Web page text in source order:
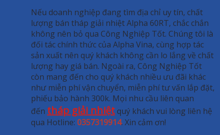
Nếu doanh nghiệp đang tìm địa chỉ uy tín, chất
lượng bán tháp giải nhiệt Alpha 60RT, chắc chắn
không nên bỏ qua Công Nghiệp Tốt. Chúng tôi là
đối tác chính thức của Alpha Vina, cùng hợp tác
sản xuất nên quý khách không cần lo lắng về chất
lượng hay giá bán. Ngoài ra, Công Nghiệp Tốt
còn mang đến cho quý khách nhiều ưu đãi khác
như miễn phí vận chuyển, miễn phí tư vấn lắp đặt,
phiếu bảo hành 300k. Mọi nhu cầu liên quan
đến tháp giải nhiệtquý khách vui lòng liên hệ
qua Hotline: 0357319914. Xin cảm ơn!